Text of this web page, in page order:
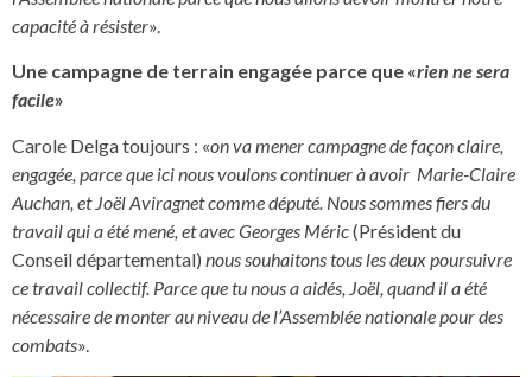
capacité à résister».
Une campagne de terrain engagée parce que «rien ne sera
facile»
Carole Delga toujours : «on va mener campagne de façon claire,
engagée, parce que ici nous voulons continuer à avoir Marie-Claire
Auchan, et Joël Aviragnet comme député. Nous sommes fiers du
travail qui a été mené, et avec Georges Méric(Président du
Conseil départemental) nous souhaitons tous les deux poursuivre
ce travail collectif. Parce que tu nous a aidés, Joël, quand il a été
nécessaire de monter au niveau de l’Assemblée nationale pour des
combats».